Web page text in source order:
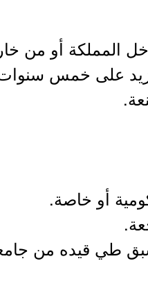
تزيد على خمس
سبق طي قيده من